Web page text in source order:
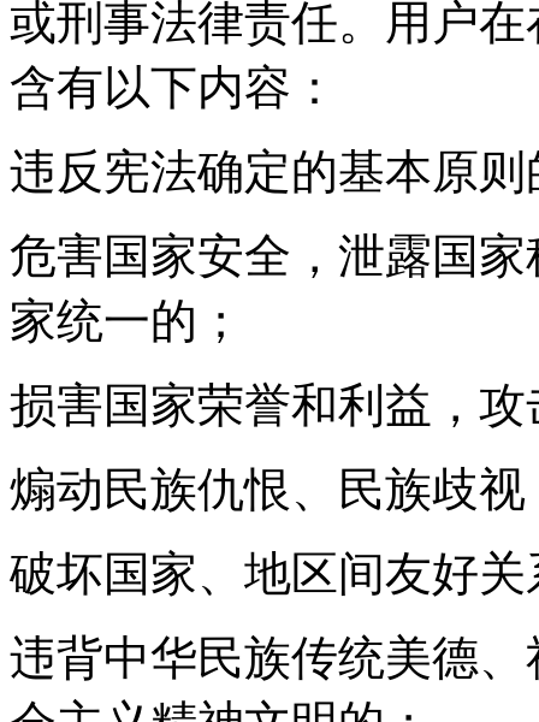
或刑事法律责任。用户
含有以下内容：
违反宪法确定的基本原则
危害国家安全，泄露国
家统一的；
损害国家荣誉和利益，
煽动民族仇恨、民族歧
破坏国家、地区间友好关
违背中华民族传统美德